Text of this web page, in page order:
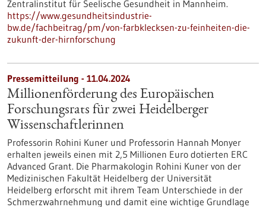
Zentralinstitut für Seelische Gesundheit in Mannheim.
https://www.gesundheitsindustrie-
bw.de/fachbeitrag/pm/von-farbklecksen-zu-feinheiten-die-
zukunft-der-hirnforschung
Pressemitteilung - 11.04.2024
Millionenförderung des Europäischen
Forschungsrats für zwei Heidelberger
Wissenschaftlerinnen
Professorin Rohini Kuner und Professorin Hannah Monyer
erhalten jeweils einen mit 2,5 Millionen Euro dotierten ERC
Advanced Grant. Die Pharmakologin Rohini Kuner von der
Medizinischen Fakultät Heidelberg der Universität
Heidelberg erforscht mit ihrem Team Unterschiede in der
Schmerzwahrnehmung und damit eine wichtige Grundlage